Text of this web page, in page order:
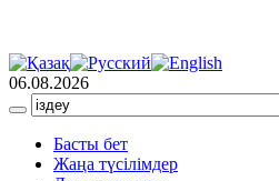
06.08.2026
Басты бет
Жаңа түсілімдер